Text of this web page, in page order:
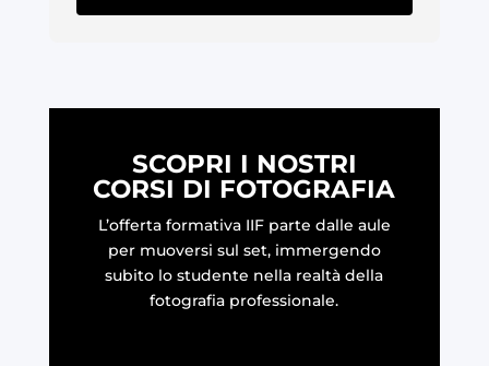
SCOPRI I NOSTRI
CORSI DI FOTOGRAFIA
L’offerta formativa IIF parte dalle aule
per muoversi sul set, immergendo
subito lo studente nella realtà della
fotografia professionale.